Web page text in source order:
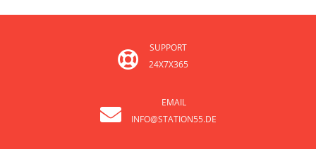
SUPPORT
24X7X365
EMAIL
INFO@STATION55.DE